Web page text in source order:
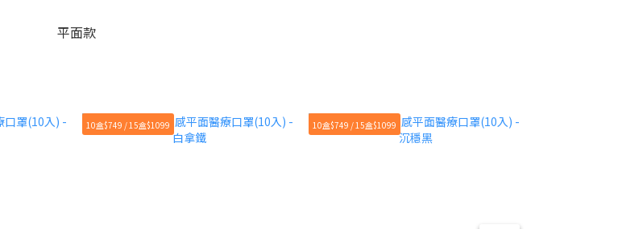
平面款
10盒$749 / 15盒$1099 10盒$749 / 15盒$1099